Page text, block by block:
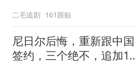
二毛追剧 161跟贴
尼日尔后悔，重新跟中国
签约，三个绝不，追加10